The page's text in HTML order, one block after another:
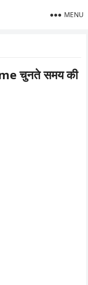
MENU
चुनते समय की